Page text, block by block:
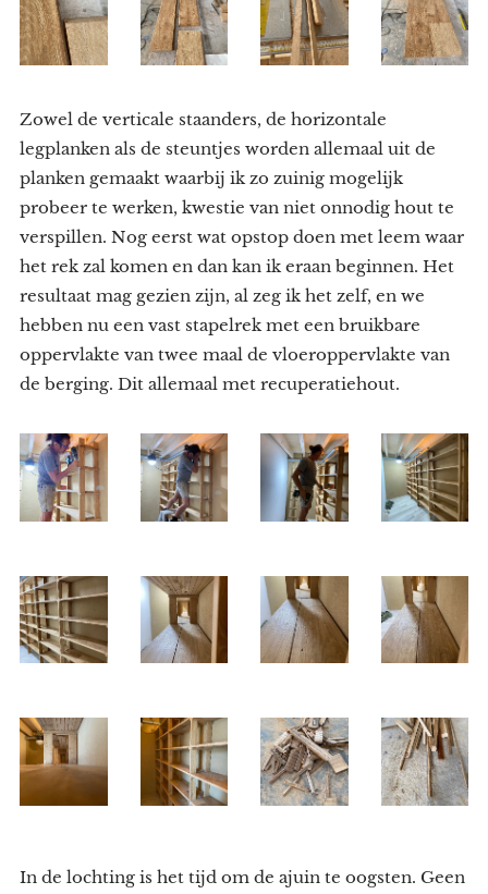
Zowel de verticale staanders, de horizontale
legplanken als de steuntjes worden allemaal uit de
planken gemaakt waarbij ik zo zuinig mogelijk
probeer te werken, kwestie van niet onnodig hout te
verspillen. Nog eerst wat opstop doen met leem waar
het rek zal komen en dan kan ik eraan beginnen. Het
resultaat mag gezien zijn, al zeg ik het zelf, en we
hebben nu een vast stapelrek met een bruikbare
oppervlakte van twee maal de vloeroppervlakte van
de berging. Dit allemaal met recuperatiehout.
In de lochting is het tijd om de ajuin te oogsten. Geen